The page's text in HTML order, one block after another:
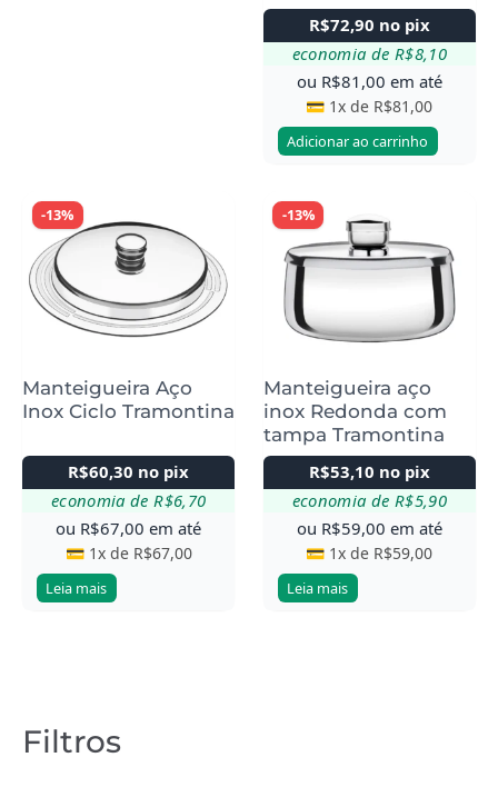
Filtros
R$72,90 no pix
economia de R$8,10
ou R$81,00 em até
💳 1x de R$81,00
Adicionar ao carrinho
-13%
Manteigueira Aço
Inox Ciclo Tramontina
R$60,30 no pix
economia de R$6,70
ou R$67,00 em até
💳 1x de R$67,00
Leia mais
-13%
Manteigueira aço
inox Redonda com
tampa Tramontina
R$53,10 no pix
economia de R$5,90
ou R$59,00 em até
💳 1x de R$59,00
Leia mais